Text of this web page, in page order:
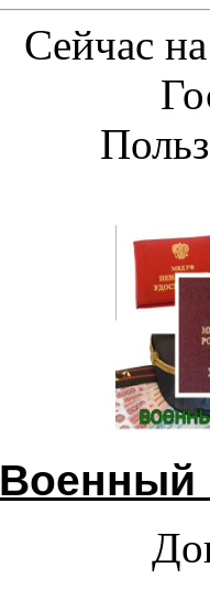
Сейчас
Военный